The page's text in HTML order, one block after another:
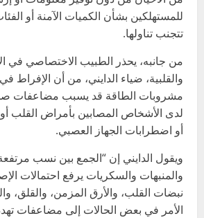
للمستهلكين بشأن الكميات الآمنة أو
تتجنب تناولها.
من جانبه، يحذر الطبيب الاختصاصي في
والقلبية، ضياء الدايني، من أن الإفراط
مشروبات الطاقة قد يسبب مضاعفات
لدى الأشخاص المصابين بأمراض القلب
أو اضطرابات الجهاز العصبي.
ويقول الدايني إن “الجمع بين نسب
والمنبهات والسكريات يرفع احتمالات
نبضات القلب، والأرق المزمن، والقلق،
الأمر في بعض الحالات إلى مضاعفات تهدد